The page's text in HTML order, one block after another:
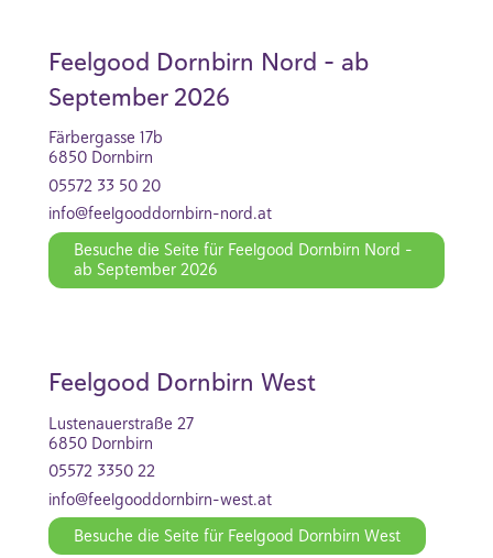
Feelgood Dornbirn Nord - ab
September 2026
Färbergasse 17b
6850 Dornbirn
05572 33 50 20
info@feelgooddornbirn-nord.at
Besuche die Seite für Feelgood Dornbirn Nord -
ab September 2026
Feelgood Dornbirn West
Lustenauerstraße 27
6850 Dornbirn
05572 3350 22
info@feelgooddornbirn-west.at
Besuche die Seite für Feelgood Dornbirn West